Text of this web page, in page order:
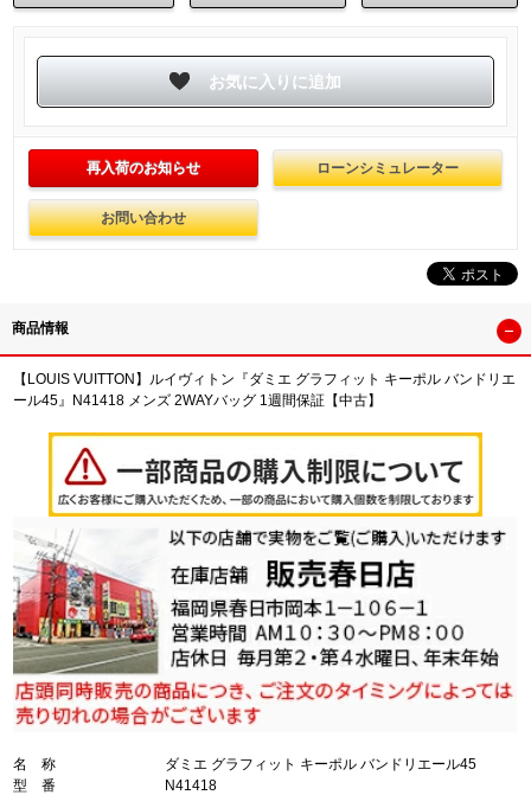
再入荷のお知らせ ローンシミュレーター
お問い合わせ
商品情報
【LOUIS VUITTON】ルイヴィトン『ダミエ グラフィット キーポル バンドリエ
ール45』N41418 メンズ 2WAYバッグ 1週間保証【中古】
名 称
ダミエ グラフィット キーポル バンドリエール45
型 番
N41418